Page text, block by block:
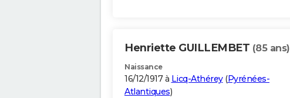
Henriette GUILLEMBET (85 ans)
Naissance
16/12/1917 à Licq-Athérey(Pyrénées-
Atlantiques)